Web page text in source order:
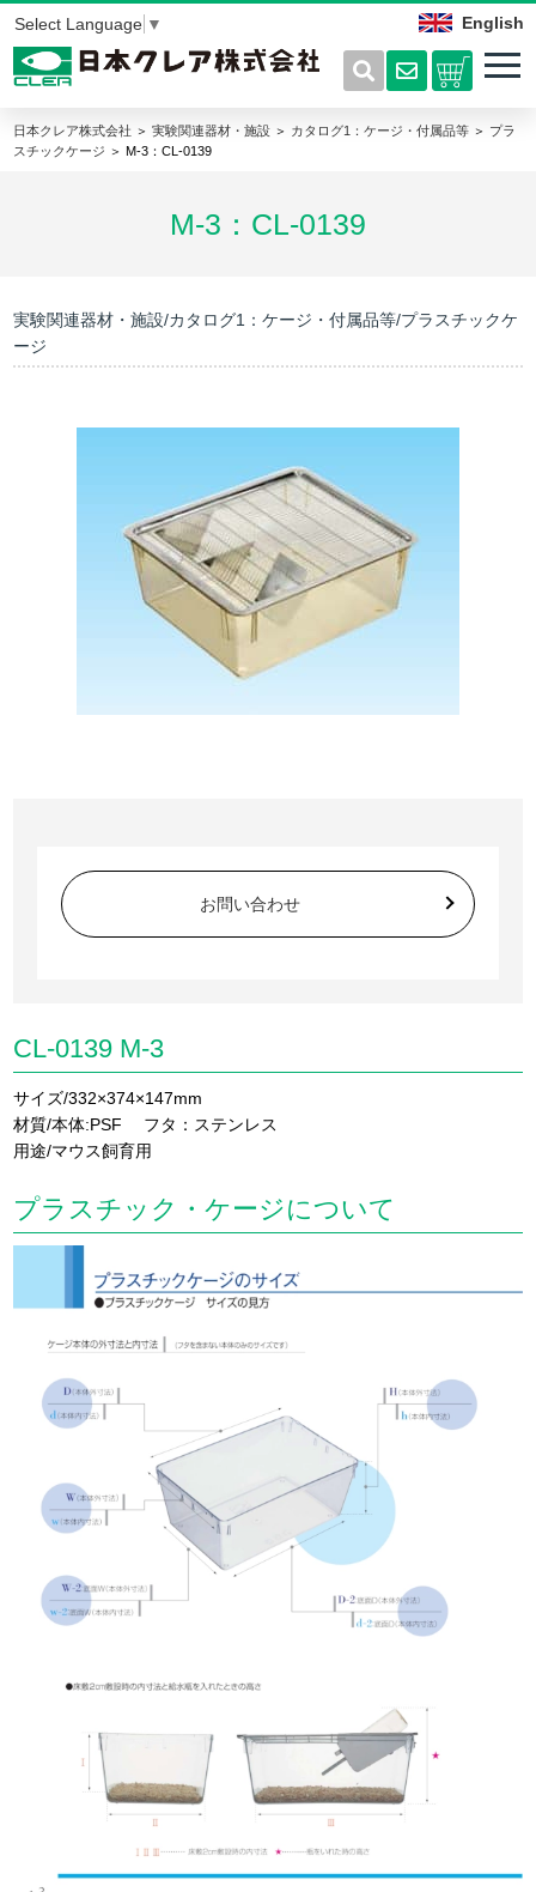
English
Select Language ▼
日本クレア株式会社 ＞実験関連器材・施設 ＞ カタログ1：ケージ・付属品等 ＞ プラ
スチックケージ ＞ M-3：CL-0139
M-3：CL-0139
実験関連器材・施設/カタログ1：ケージ・付属品等/プラスチックケ
ージ
お問い合わせ
CL-0139 M-3
サイズ/332×374×147mm
材質/本体:PSF フタ：ステンレス
用途/マウス飼育用
プラスチック・ケージについて